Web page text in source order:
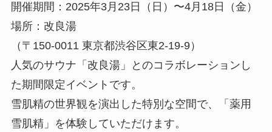
開催期間：2025年3月23日（日）〜4月18日（金）
場所：改良湯
（〒150-0011 東京都渋谷区東2-19-9）
人気のサウナ「改良湯」とのコラボレーションし
た期間限定イベントです。
雪肌精の世界観を演出した特別な空間で、「薬用
雪肌精」を体験していただけます。